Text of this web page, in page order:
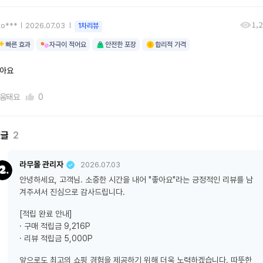
2026.07.03 1차리뷰
빠른 효과 자극이 적어요 안전한 포장 합리적 가격
요
돼요 0
2
라무몰 관리자 2026.07.03
안녕하세요, 고객님. 소중한 시간을 내어 "좋아요"라는 긍정적인 리뷰를 남
겨주셔서 진심으로 감사드립니다.
[적립 완료 안내]
· 구매 적립금 9,216P
· 리뷰 적립금 5,000P
앞으로도 최고의 쇼핑 경험을 제공하기 위해 더욱 노력하겠습니다. 따뜻한